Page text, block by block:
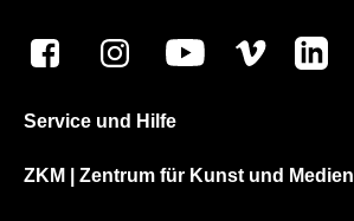
Service und Hilfe
ZKM | Zentrum für Kunst und Medien